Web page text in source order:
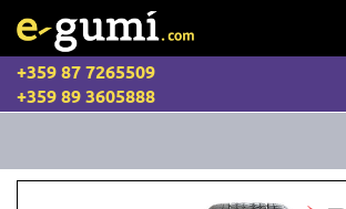
+359 87 7265509
+359 89 3605888